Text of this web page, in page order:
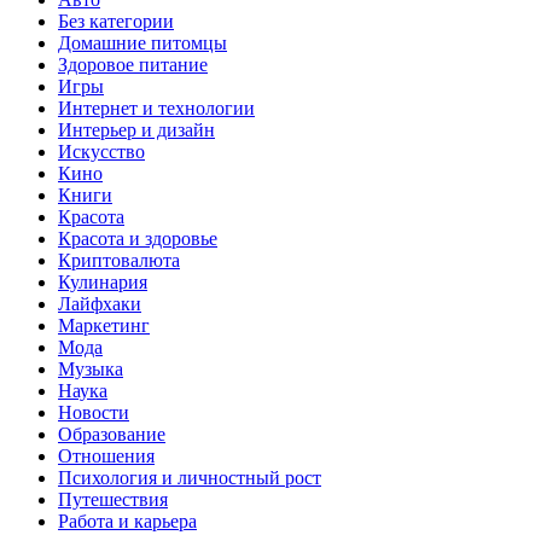
Без категории
Домашние питомцы
Здоровое питание
Игры
Интернет и технологии
Интерьер и дизайн
Искусство
Кино
Книги
Красота
Красота и здоровье
Криптовалюта
Кулинария
Лайфхаки
Маркетинг
Мода
Музыка
Наука
Новости
Образование
Отношения
Психология и личностный рост
Путешествия
Работа и карьера